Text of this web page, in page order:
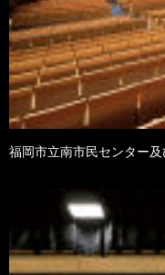
福岡市立南市民センター